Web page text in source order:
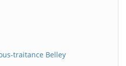
traitance Belley